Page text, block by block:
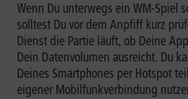
Wenn Du unterwegs ein WM-Spiel
solltest Du vor dem Anpfiff kurz
Dienst die Partie läuft, ob Deine
Dein Datenvolumen ausreicht. Du
Deines Smartphones per Hotspot
eigener Mobilfunkverbindung